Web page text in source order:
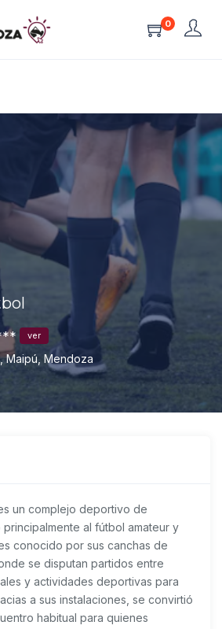
0
ver
Maipú, Mendoza
un complejo deportivo de
al fútbol amateur y
conocido por sus canchas de
se disputan partidos entre
y actividades deportivas para
a sus instalaciones, se convirtió
habitual para quienes